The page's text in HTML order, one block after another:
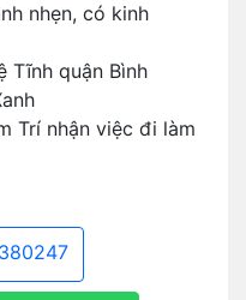
nhẹn, có kinh
Tĩnh quận Bình
Trí nhận việc đi làm